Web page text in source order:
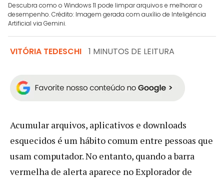
Descubra como o Windows 11 pode limpar arquivos e melhorar o
desempenho. Crédito: Imagem gerada com auxílio de Inteligência
Artificial via Gemini.
VITÓRIA TEDESCHI 1 MINUTOS DE LEITURA
Acumular arquivos, aplicativos e downloads
esquecidos é um hábito comum entre pessoas que
usam computador. No entanto, quando a barra
vermelha de alerta aparece no Explorador de